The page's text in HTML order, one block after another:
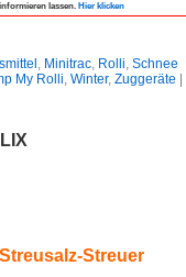
lassen. Hier klicken
, Minitrac, Rolli, Schnee
My Rolli, Winter, Zuggeräte |
Streuer